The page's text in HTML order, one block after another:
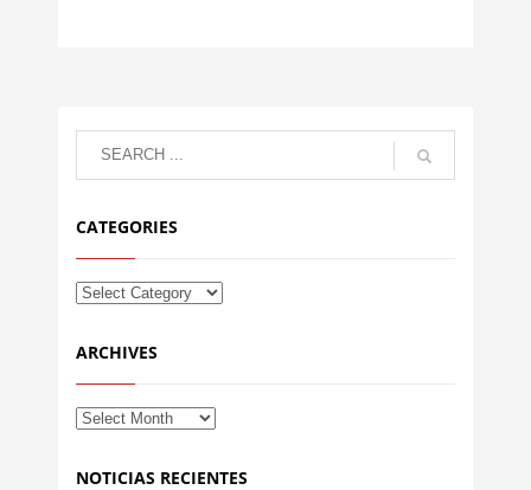
CATEGORIES
ARCHIVES
NOTICIAS RECIENTES